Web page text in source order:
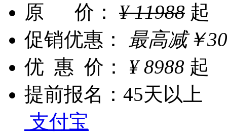
原 价：
¥11988 起
促销优惠：
最高减￥
优 惠 价：
¥8988 起
提前报名： 45天以上
支付宝